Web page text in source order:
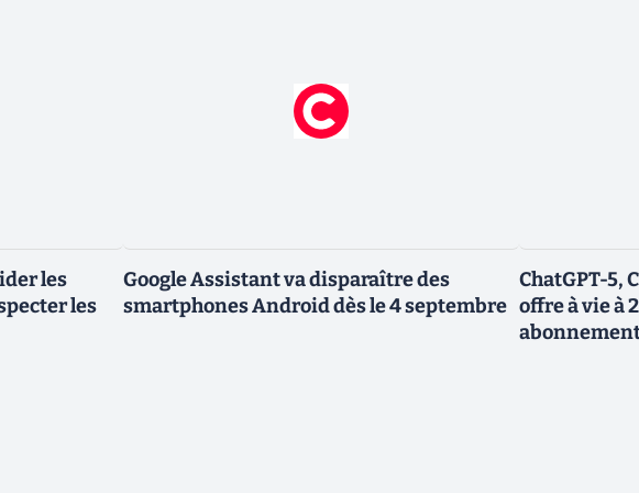
les
les
Google Assistant va disparaître des
smartphones Android dès le 4 septembre
ChatGPT-5,
offre à vie à